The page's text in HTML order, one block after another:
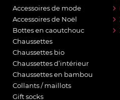
Accessoires de mode
Accessoires de Noël
Bottes en caoutchouc
Chaussettes
Chaussettes bio
Chaussettes d’intérieur
Chaussettes en bambou
Collants / maillots
Gift socks